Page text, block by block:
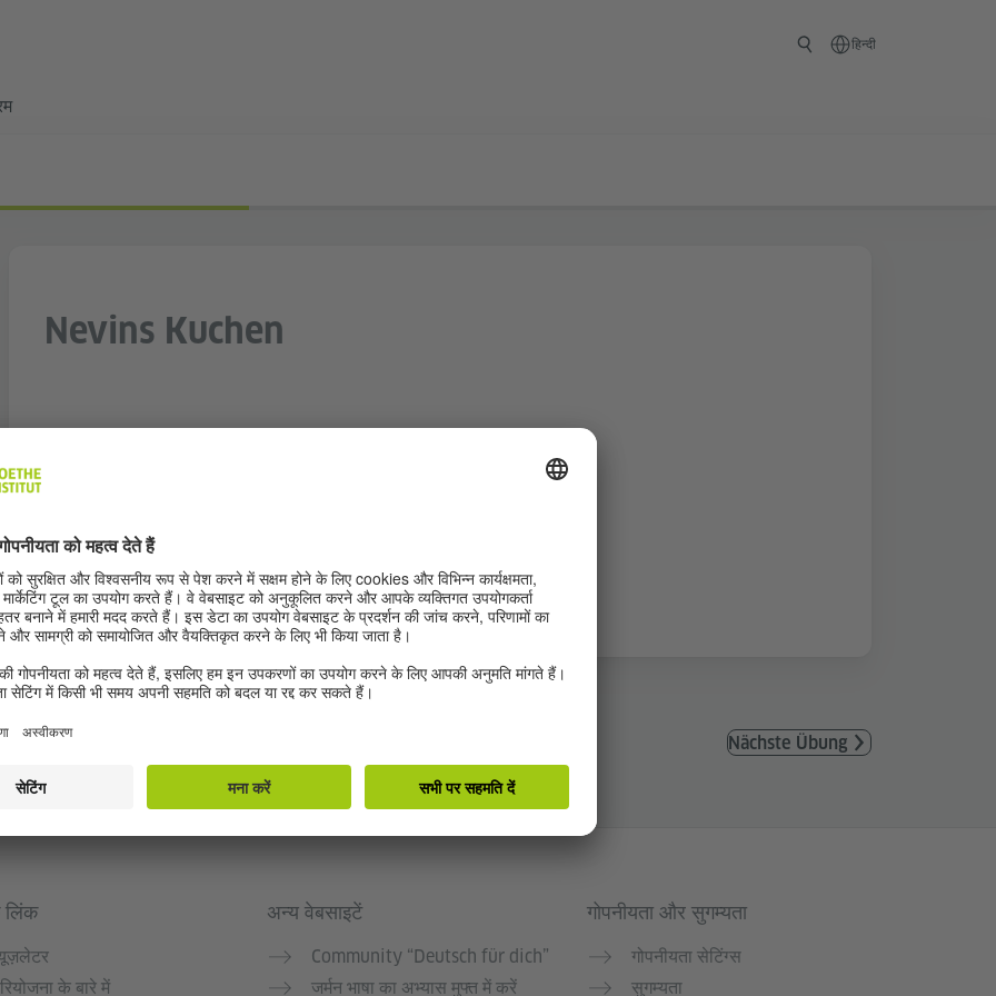
हिन्दी
Nevins Kuchen
Nächste Übung
लिंक
के बारे में
अन्य वेबसाइटें
Community “Deutsch für dich”
जर्मन भाषा का अभ्यास मुफ्त में करें
गोपनीयता और सुगम्यता
गोपनीयता सेटिंग्स
सुगम्यता